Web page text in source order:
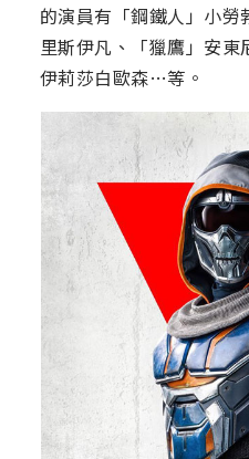
的演員有「鋼鐵人」小
里斯伊凡、「獵鷹」安東
伊莉莎白歐森…等。